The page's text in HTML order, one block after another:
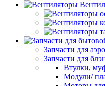
Запчасти для
Запчасти для
Втулки,
Модули/